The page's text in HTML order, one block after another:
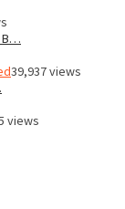
B…
39,937 views
views